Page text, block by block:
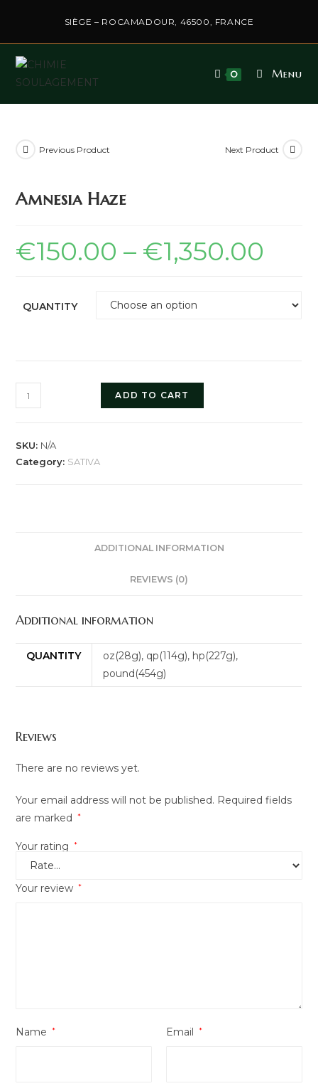
SIÈGE – ROCAMADOUR, 46500, FRANCE
0 Menu
Previous Product Next Product
Amnesia Haze
€150.00 – €1,350.00
QUANTITY
ADD TO CART
SKU: N/A
Category: SATIVA
ADDITIONAL INFORMATION
REVIEWS (0)
Additional information
QUANTITY
oz(28g), qp(114g), hp(227g),
pound(454g)
Reviews
There are no reviews yet.
Your email address will not be published. Required fields
are marked
*
Your rating *
Your review *
Name * Email *